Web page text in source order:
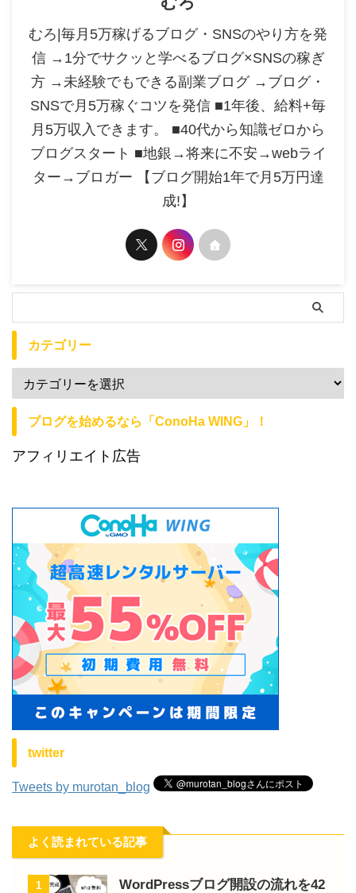
むろ|毎月5万稼げるブログ・SNSのやり方を発
信 →1分でサクッと学べるブログ×SNSの稼ぎ
方 →未経験でもできる副業ブログ →ブログ・
SNSで月5万稼ぐコツを発信 ■1年後、給料+毎
月5万収入できます。 ■40代から知識ゼロから
ブログスタート ■地銀→将来に不安→webライ
ター→ブロガー 【ブログ開始1年で月5万円達
成!】
カテゴリー
ブログを始めるなら「ConoHa WING」！
アフィリエイト広告
twitter
Tweets by murotan_blog
よく読まれている記事
1
WordPressブログ開設の流れを42